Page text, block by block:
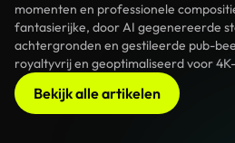
momenten en professionele
fantasierijke, door AI gegenereerde
achtergronden en gestileerde pub-
royaltyvrij en geoptimaliseerd voor
Bekijk alle artikelen